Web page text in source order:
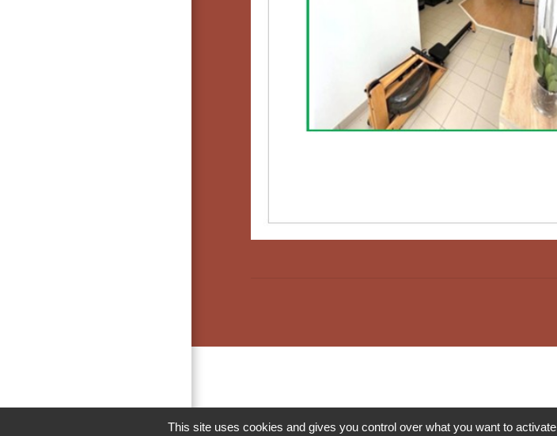
This site uses cookies and gives you control over what you want to activate